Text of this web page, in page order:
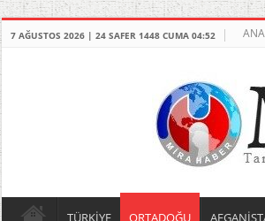
7 AĞUSTOS 2026 | 24 SAFER 1448 CUMA 04:52
TÜRKİYE ORTADOĞU